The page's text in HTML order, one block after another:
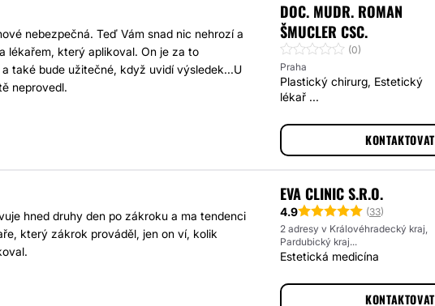
nebezpečná. Teď Vám snad nic nehrozí a
lékařem, který aplikoval. On je za to
také bude užitečné, když uvidí výsledek...U
neprovedl.
DOC. MUDR. ROMAN
ŠMUCLER CSC.
(0)
Praha
Plastický chirurg, Estetický
lékař ...
KONTAKTOVAT
hned druhy den po zákroku a ma tendenci
který zákrok prováděl, jen on ví, kolik
EVA CLINIC S.R.O.
4.9 (33)
2 adresy v Královéhradecký kraj,
Pardubický kraj...
Estetická medicína
KONTAKTOVAT